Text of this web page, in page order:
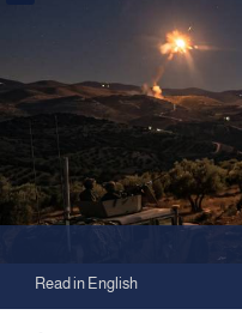
Read in English